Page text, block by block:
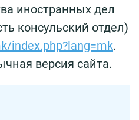
иностранных дел
консульский отдел)
index.php?lang=mk.
версия сайта.